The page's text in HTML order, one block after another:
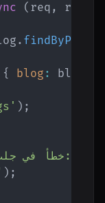
( req , res
. findByPk
{ blog : blog
) ;
'خطأ في جلب المقال:'
) ;